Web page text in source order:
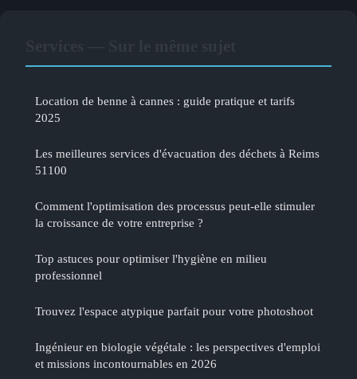
Location de benne à cannes : guide pratique et tarifs
2025
Les meilleures services d'évacuation des déchets à Reims
51100
Comment l'optimisation des processus peut-elle stimuler
la croissance de votre entreprise ?
Top astuces pour optimiser l'hygiène en milieu
professionnel
Trouvez l'espace atypique parfait pour votre photoshoot
Ingénieur en biologie végétale : les perspectives d'emploi
et missions incontournables en 2026